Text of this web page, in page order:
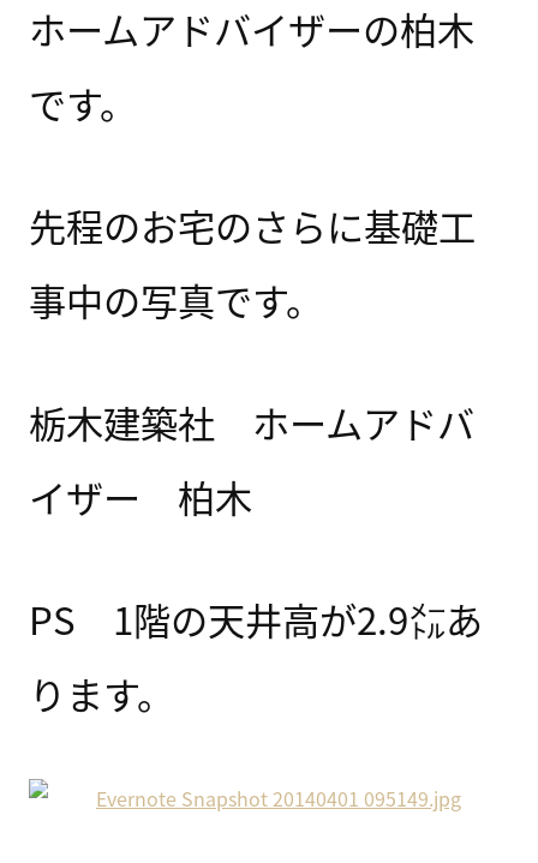
ホームアドバイザーの柏木
です。
先程のお宅のさらに基礎工
事中の写真です。
栃木建築社 ホームアドバ
イザー 柏木
PS 1階の天井高が2.9㍍あ
ります。